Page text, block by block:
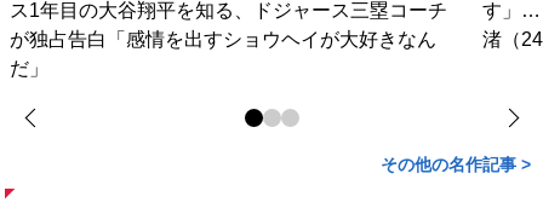
ス1年目の大谷翔平を知る、ドジャース三塁コーチ
が独占告白「感情を出すショウヘイが大好きなん
だ」
す」…
渚（
その他の名作記事 >